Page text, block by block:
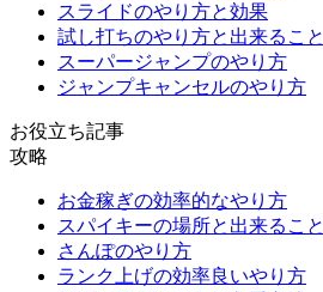
スライドのやり方と効果
試し打ちのやり方と出来ること
スーパージャンプのやり方
ジャンプキャンセルのやり方
お役立ち記事
攻略
お金稼ぎの効率的なやり方
スパイキーの場所と出来ること
さんぽのやり方
ランク上げの効率良いやり方